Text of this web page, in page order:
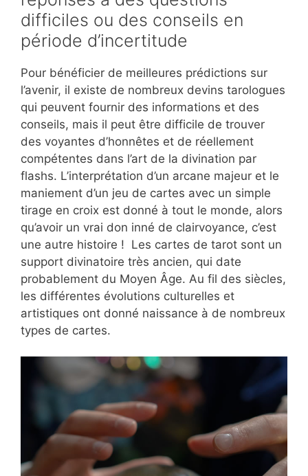
difficiles ou des conseils en
période d’incertitude
Pour bénéficier de meilleures prédictions sur
l’avenir, il existe de nombreux devins tarologues
qui peuvent fournir des informations et des
conseils, mais il peut être difficile de trouver
des voyantes d’honnêtes et de réellement
compétentes dans l’art de la divination par
flashs. L’interprétation d’un arcane majeur et le
maniement d’un jeu de cartes avec un simple
tirage en croix est donné à tout le monde, alors
qu’avoir un vrai don inné de clairvoyance, c’est
une autre histoire ! Les cartes de tarot sont un
support divinatoire très ancien, qui date
probablement du Moyen Âge. Au fil des siècles,
les différentes évolutions culturelles et
artistiques ont donné naissance à de nombreux
types de cartes.